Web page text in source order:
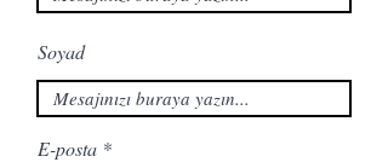
Soyad
E-posta